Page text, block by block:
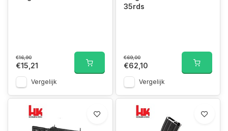
€16,90
€15,21
Vergelijk
35rds
€69,00
€62,10
Vergelijk